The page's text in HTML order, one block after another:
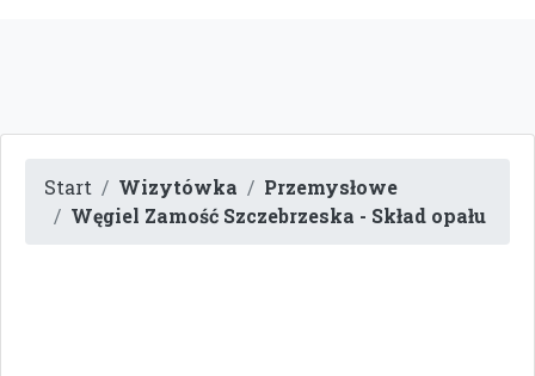
Start Wizytówka
Przemysłowe
Węgiel Zamość Szczebrzeska - Skład opału